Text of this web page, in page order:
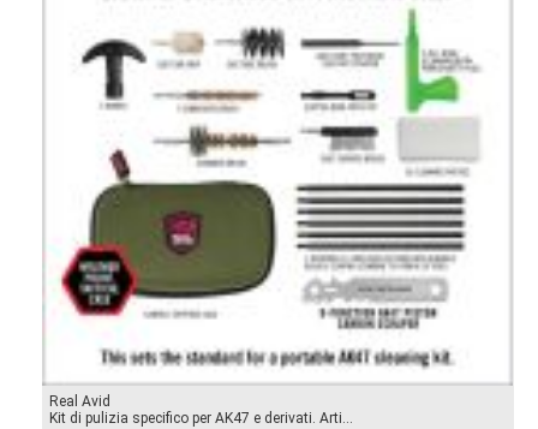
Real Avid
Kit di pulizia specifico per AK47 e derivati. Arti...